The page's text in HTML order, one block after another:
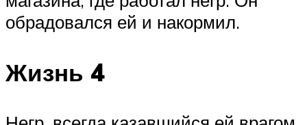
обрадовался ей и накормил.
Жизнь 4